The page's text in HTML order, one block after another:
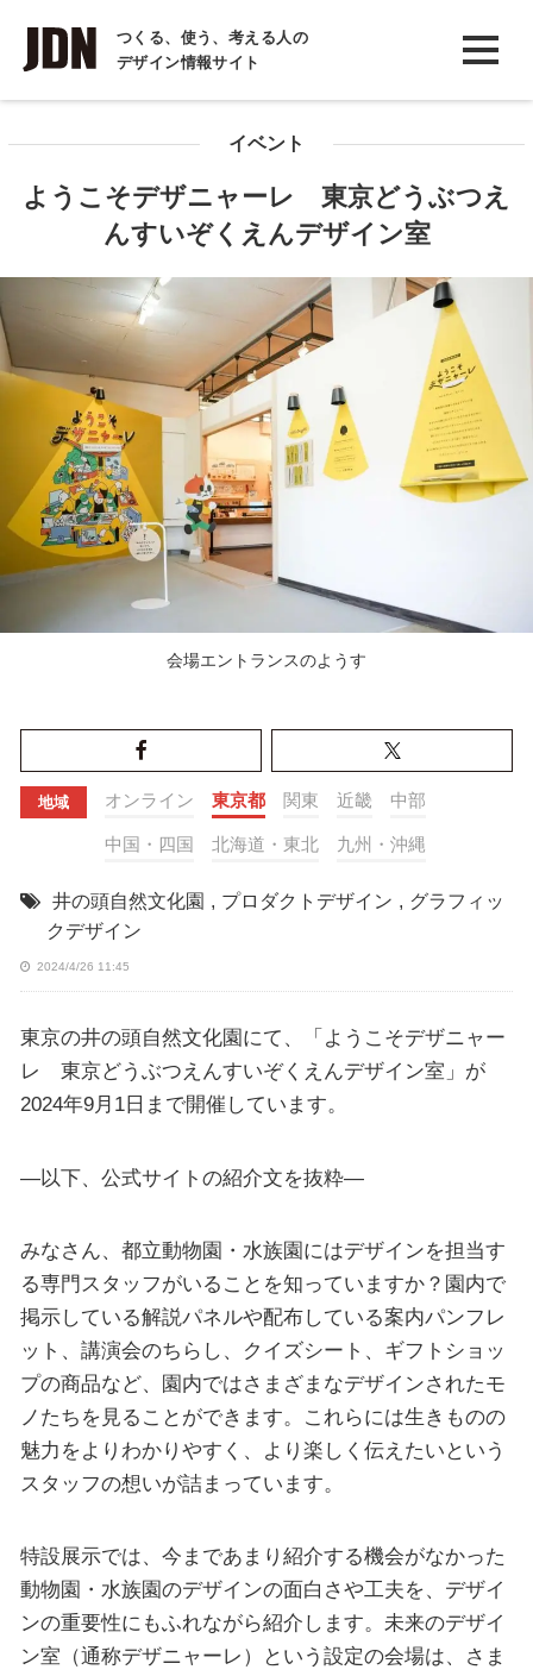
つくる、使う、考える人の
デザイン情報サイト
INTERVIEW
インタビュー
COLUMN
イベント
ようこそデザニャーレ 東京どうぶつえ
んすいぞくえんデザイン室
会場エントランスのようす
地域 オンライン 東京都 関東 近畿 中部
中国・四国 北海道・東北 九州・沖縄
井の頭自然文化園 , プロダクトデザイン , グラフィッ
クデザイン
2024/4/26 11:45
東京の井の頭自然文化園にて、「ようこそデザニャー
レ 東京どうぶつえんすいぞくえんデザイン室」が
2024年9月1日まで開催しています。
—以下、公式サイトの紹介文を抜粋—
みなさん、都立動物園・水族園にはデザインを担当す
る専門スタッフがいることを知っていますか？園内で
掲示している解説パネルや配布している案内パンフレ
ット、講演会のちらし、クイズシート、ギフトショッ
プの商品など、園内ではさまざまなデザインされたモ
ノたちを見ることができます。これらには生きものの
魅力をよりわかりやすく、より楽しく伝えたいという
スタッフの想いが詰まっています。
特設展示では、今まであまり紹介する機会がなかった
動物園・水族園のデザインの面白さや工夫を、デザイ
ンの重要性にもふれながら紹介します。未来のデザイ
ン室（通称デザニャーレ）という設定の会場は、さま